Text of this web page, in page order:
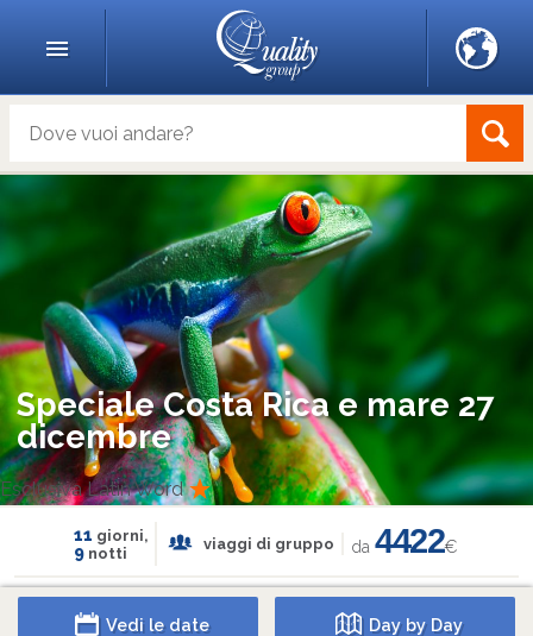
Speciale Costa Rica e mare 27
dicembre
Esclusiva Latin Word
11 giorni,
9notti
viaggi di gruppo da4422€
Vedi le date Day by Day